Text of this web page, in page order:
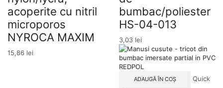
acoperite cu nitril
microporos
NYROCA MAXIM
15,86 lei
bumbac/poliester
HS-04-013
3,03 lei
ADAUGĂ ÎN COȘ
Quick